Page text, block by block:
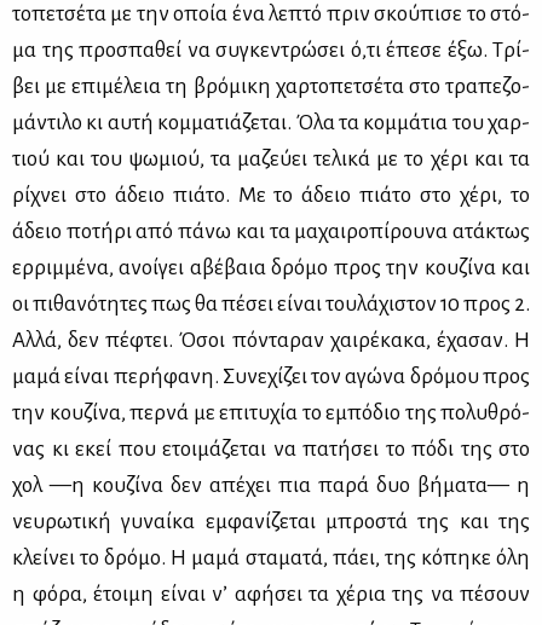
το­πε­τσέ­τα με την οποία ένα λε­πτό πριν σκού­πι­σε το στό­
μα της προ­σπα­θεί να συ­γκε­ντρώ­σει ό,τι έπε­σε έξω. Τρί­
βει με επι­μέ­λεια τη βρό­μι­κη χαρ­το­πε­τσέ­τα στο τρα­πε­ζο­
μά­ντι­λο κι αυ­τή κομ­μα­τιά­ζε­ται. Όλα τα κομ­μά­τια του χαρ­
τιού και του ψω­μιού, τα μα­ζεύ­ει τε­λι­κά με το χέ­ρι και τα
ρί­χνει στο άδειο πιά­το. Με το άδειο πιά­το στο χέ­ρι, το
άδειο πο­τή­ρι από πά­νω και τα μα­χαι­ρο­πί­ρου­να ατά­κτως
ερ­ριμ­μέ­να, ανοί­γει αβέ­βαια δρό­μο προς την κου­ζί­να και
οι πι­θα­νό­τη­τες πως θα πέ­σει εί­ναι του­λά­χι­στον 10 προς 2.
Αλ­λά, δεν πέ­φτει. Όσοι πό­ντα­ραν χαι­ρέ­κα­κα, έχα­σαν. Η
μα­μά εί­ναι πε­ρή­φα­νη. Συ­νε­χί­ζει τον αγώ­να δρό­μου προς
την κου­ζί­να, περ­νά με επι­τυ­χία το εμπό­διο της πο­λυ­θρό­
νας κι εκεί που ετοι­μά­ζε­ται να πα­τή­σει το πό­δι της στο
χολ —η κου­ζί­να δεν απέ­χει πια πα­ρά δυο βή­μα­τα— η
νευ­ρω­τι­κή γυ­ναί­κα εμ­φα­νί­ζε­ται μπρο­στά της και της
κλεί­νει το δρό­μο. Η μα­μά στα­μα­τά, πά­ει, της κό­πη­κε όλη
η φό­ρα, έτοι­μη εί­ναι ν’ αφή­σει τα χέ­ρια της να πέ­σουν